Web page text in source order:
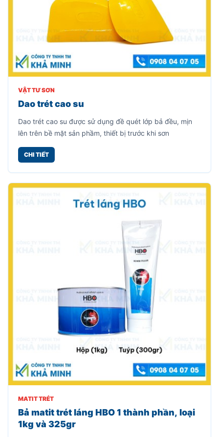
VẬT TƯ SƠN
Dao trét cao su
Dao trét cao su được sử dụng đề quét lớp bả đều, mịn
lên trên bề mặt sản phầm, thiết bị trước khi sơn
CHI TIẾT
MATIT TRÉT
Bả matit trét láng HBO 1 thành phần, loại
1kg và 325gr